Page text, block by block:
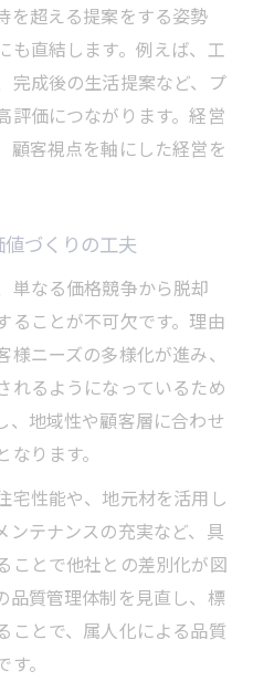
を超える提案をする姿勢
も直結します。例えば、工
完成後の生活提案など、プ
評価につながります。経営
顧客視点を軸にした経営を
づくりの工夫
単なる価格競争から脱却
ることが不可欠です。理由
ニーズの多様化が進み、
れるようになっているため
、地域性や顧客層に合わせ
ります。
宅性能や、地元材を活用し
ンテナンスの充実など、具
ことで他社との差別化が図
品質管理体制を見直し、標
ことで、属人化による品質
。